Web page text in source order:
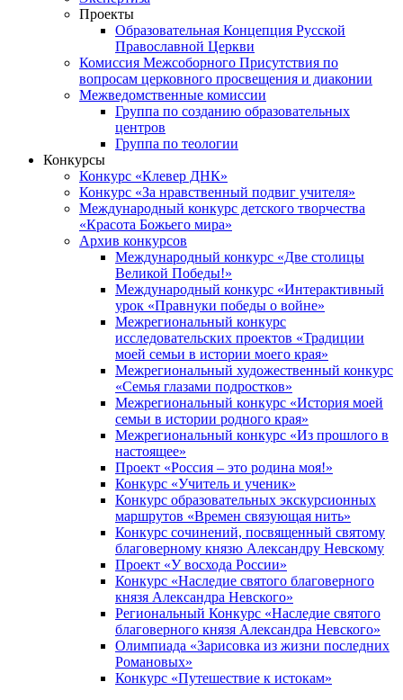
Проекты
Образовательная Концепция Русской
Православной Церкви
Комиссия Межсоборного Присутствия по
вопросам церковного просвещения и диаконии
Межведомственные комиссии
Группа по созданию образовательных
центров
Группа по теологии
Конкурсы
Конкурс «Клевер ДНК»
Конкурс «За нравственный подвиг учителя»
Международный конкурс детского творчества
«Красота Божьего мира»
Архив конкурсов
Международный конкурс «Две столицы
Великой Победы!»
Международный конкурс «Интерактивный
урок «Правнуки победы о войне»
Межрегиональный конкурс
исследовательских проектов «Традиции
моей семьи в истории моего края»
Межрегиональный художественный конкурс
«Семья глазами подростков»
Межрегиональный конкурс «История моей
семьи в истории родного края»
Межрегиональный конкурс «Из прошлого в
настоящее»
Проект «Россия – это родина моя!»
Конкурс «Учитель и ученик»
Конкурс образовательных экскурсионных
маршрутов «Времен связующая нить»
Конкурс сочинений, посвященный святому
благоверному князю Александру Невскому
Проект «У восхода России»
Конкурс «Наследие святого благоверного
князя Александра Невского»
Региональный Конкурс «Наследие святого
благоверного князя Александра Невского»
Олимпиада «Зарисовка из жизни последних
Романовых»
Конкурс «Путешествие к истокам»